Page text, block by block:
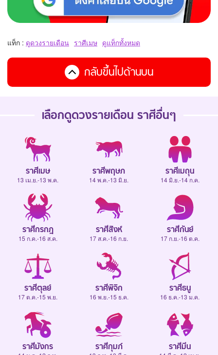
แท็ก : ดูดวงรายเดือน ราศีเมษ ดูแท็กทั้งหมด
กลับขึ้นไปด้านบน
เลือกดูดวงรายเดือน ราศีอื่นๆ
ราศีเมษ
13 เม.ย.-13 พ.ค.
ราศีพฤษภ
14 พ.ค.-13 มิ.ย.
ราศีเมถุน
14 มิ.ย.-14 ก.ค.
ราศีกรกฎ
15 ก.ค.-16 ส.ค.
ราศีสิงห์
17 ส.ค.-16 ก.ย.
ราศีกันย์
17 ก.ย.-16 ต.ค.
ราศีตุลย์
17 ต.ค.-15 พ.ย.
ราศีพิจิก
16 พ.ย.-15 ธ.ค.
ราศีธนู
16 ธ.ค.-13 ม.ค.
ราศีมังกร ราศีกุมภ์ ราศีมีน